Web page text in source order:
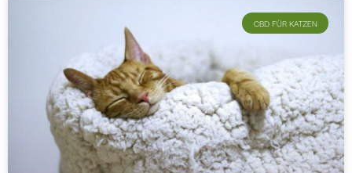
CBD FÜR KATZEN